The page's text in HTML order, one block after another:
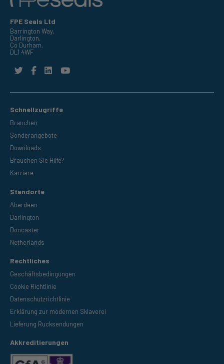
FPE Seals Ltd
Barrington Way,
Darlington,
Co Durham,
DL1 4WF
Schnellzugriffe
Branchen
Sonderangebote
Downloads
Brauchen Sie Hilfe?
Karriere
Standorte
Aberdeen
Darlington
Doncaster
Netherlands
Rechtliches
Geschäftsbedingungen
Cookie Richtlinie
Datenschutzrichtlinie
Erklärung zur modernen Sklaverei
Lieferung Rucksendungen
Akkreditierungen